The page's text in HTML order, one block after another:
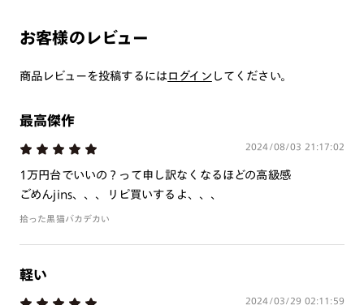
み）をご注文の場合、レンズ交換券を選択後に店舗にて度
商品とレンズ交換券が届きましたらお近くのJINS店舗へご
作成日数をいただきます。
ご注文の手順は以下をご参照ください。
1. カート画面内「レンズ選択へ」ボタンより「度つきレン
3. 「度数がわからない方・店舗でレンズ作成」を選択
お客様のレビュー
商品レビューを投稿するにはログイン してください。
最高傑作
2024/08/03 21:17:02
1万円台でいいの？って申し訳なくなるほどの高級感
ごめんjins、、、リピ買いするよ、、、
拾った黒猫バカデカい
軽い
2024/03/29 02:11:59